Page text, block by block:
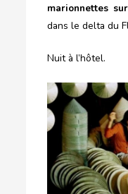
marionnettes sur
dans le delta du
Nuit à l’hôtel.